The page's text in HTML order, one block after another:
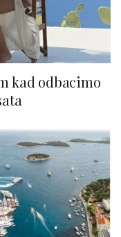
kad odbacimo